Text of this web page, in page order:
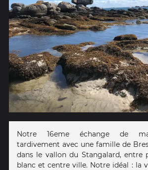
Notre 16eme échange de
tardivement avec une famille de
dans le vallon du Stangalard, entre
blanc et centre ville. Notre idéal : la